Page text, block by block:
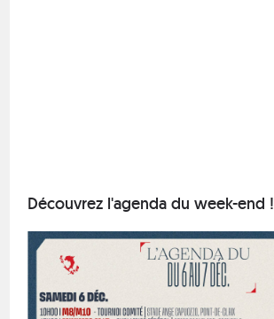
Découvrez l'agenda du week-end !